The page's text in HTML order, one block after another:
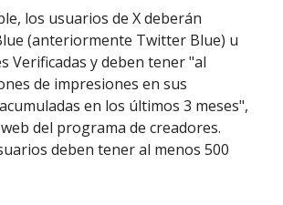
los usuarios de X deberán
(anteriormente Twitter Blue) u
Verificadas y deben tener "al
de impresiones en sus
en los últimos 3 meses",
del programa de creadores.
deben tener al menos 500